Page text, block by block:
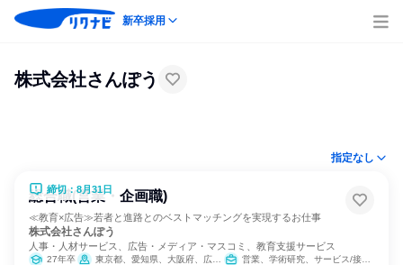
新卒採用
株式会社さんぽう
指定なし
締切：8月31日
総合職(営業・企画職)
≪教育×広告≫若者と進路とのベストマッチングを実現するお仕事
株式会社さんぽう
人事・人材サービス、広告・メディア・マスコミ、教育支援サービス
27年卒 東京都、愛知県、大阪府、広島県、福岡県 営業、学術研究、サービス/接客、教育/保育専門職、人事、マーケティング・広告・宣伝、カスタマーサポート/コールセンター